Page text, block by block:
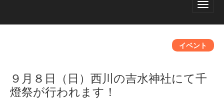
イベント
９月８日（日）西川の吉水神社にて千
燈祭が行われます！